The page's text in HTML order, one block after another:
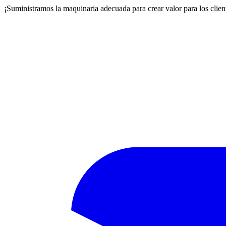
¡Suministramos la maquinaria adecuada para crear valor para los